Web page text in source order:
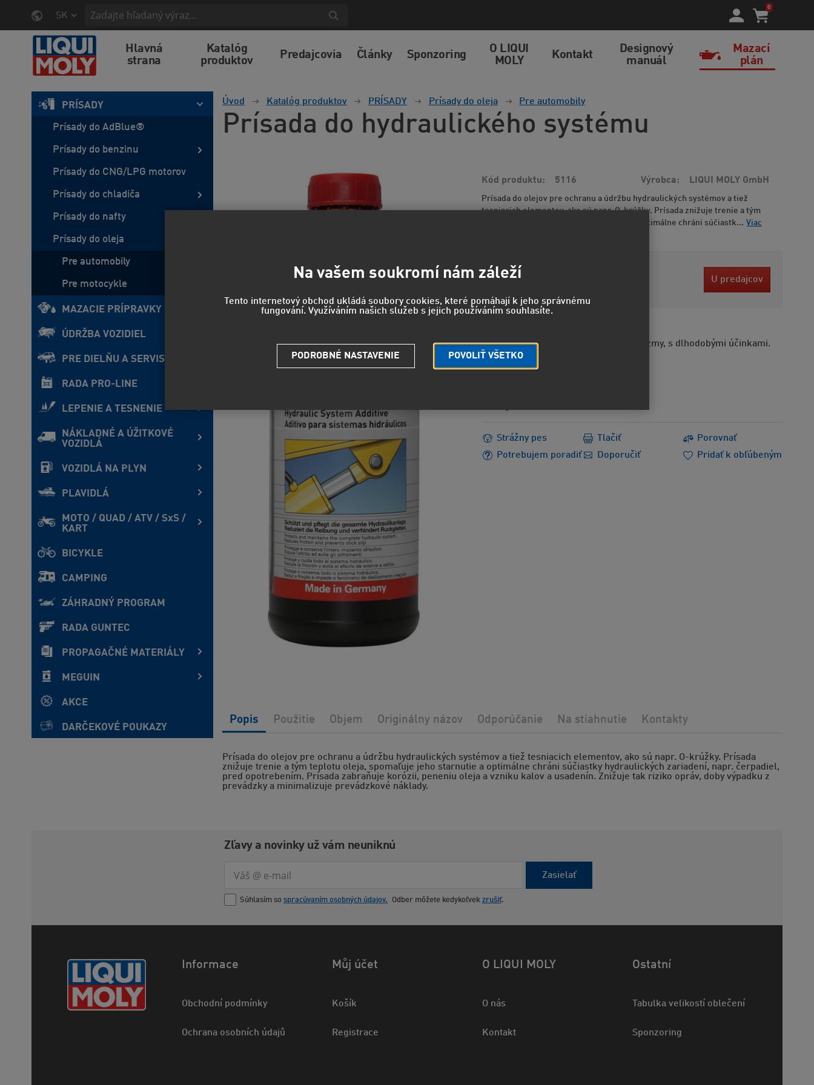
SK
0
Hlavná
strana
Katalóg
produktov
Predajcovia Články Sponzoring
O LIQUI
MOLY
Kontakt
Designový
manuál
Mazací
plán
PRÍSADY
Prísady do AdBlue®
Prísady do benzinu
Prísady do CNG/LPG motorov
Prísady do chladiča
Prísady do nafty
Prísady do oleja
Pre automobily
Pre motocykle
MAZACIE PRÍPRAVKY
ÚDRŽBA VOZIDIEL
PRE DIELŇU A SERVIS
RADA PRO-LINE
LEPENIE A TESNENIE
NÁKLADNÉ A ÚŽITKOVÉ
VOZIDLÁ
VOZIDLÁ NA PLYN
PLAVIDLÁ
MOTO / QUAD / ATV / SxS /
KART
BICYKLE
CAMPING
ZÁHRADNÝ PROGRAM
RADA GUNTEC
PROPAGAČNÉ MATERIÁLY
MEGUIN
AKCE
DARČEKOVÉ POUKAZY
Úvod Katalóg produktov PRÍSADY Prísady do oleja Pre automobily
Prísada do hydraulického systému
Kód produktu 5116 Výrobca LIQUI MOLY GmbH
Prísada do olejov pre ochranu a údržbu hydraulických systémov a tiež
tesniacich elementov, ako sú napr. O-krúžky. Prísada znižuje trenie a tým
teplotu oleja, spomaľuje jeho starnutie a optimálne chráni súčiastk... Viac
27,07 EUR U predajcov
H411 - Jedovatý pre vodné organizmy, s dlhodobými účinkami.
Strážny pes
Porovnať
Potrebujem poradiť
Doporučiť
Tlačiť
Pridať k obľúbeným
Prísada do olejov pre ochranu a údržbu hydraulických systémov a tiež tesniacich elementov, ako sú napr. O-krúžky. Prísada
znižuje trenie a tým teplotu oleja, spomaľuje jeho starnutie a optimálne chráni súčiastky hydraulických zariadení, napr. čerpadiel,
pred opotrebením. Prísada zabraňuje korózii, peneniu oleja a vzniku kalov a usadenín. Znižuje tak riziko opráv, doby výpadku z
prevádzky a minimalizuje prevádzkové náklady.
Popis Použitie Objem Originálny názov Odporúčanie Na stiahnutie Kontakty
Zľavy a novinky už vám neuniknú
Zasielať
Súhlasím so spracúvaním osobných údajov. Odber môžete kedykoľvek zrušiť.
Informace
Obchodní podmínky
Ochrana osobních údajů
Můj účet
Košík
Registrace
O LIQUI MOLY
O nás
Kontakt
Ostatní
Tabulka velikostí oblečení
Sponzoring
Na vašem soukromí nám záleží
Tento internetový obchod ukládá soubory cookies, které pomáhají k jeho správnému
fungování. Využíváním našich služeb s jejich používáním souhlasíte.
POVOLIŤ VŠETKO
PODROBNÉ NASTAVENIE